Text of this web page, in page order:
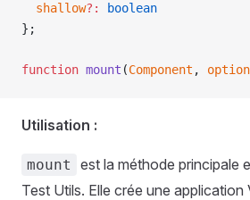
  shallow
? :
boolean
};
function mount (Component ,
Utilisation :
mount
est la méthode principale
Test Utils. Elle crée une